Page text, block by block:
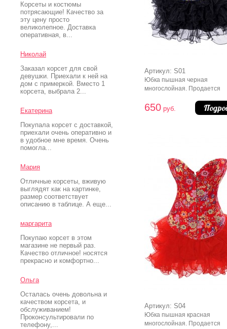
Корсеты и костюмы
потрясающие! Качество за
эту цену просто
великолепное. Доставка
оперативная, в...
Николай
Заказал корсет для свой
девушки. Приехали к ней на
дом с примеркой. Вместо 1
корсета, выбрала 2...
Екатерина
Покупала корсет с доставкой,
приехали очень оперативно и
в удобное мне время. Очень
помогла...
Мария
Отличные корсеты, вживую
выглядят как на картинке,
размер соответствует
описанию в таблице. А еще...
маргарита
Покупаю корсет в этом
магазине не первый раз.
Качество отличное! носятся
прекрасно и комфортно...
Ольга
Осталась очень довольна и
качеством корсета, и
обслуживанием!
Проконсультировали по
телефону,...
Артикул: S01
Юбка пышная черная
многослойная. Продается
650 руб.
Артикул: S04
Юбка пышная красная
многослойная. Продается